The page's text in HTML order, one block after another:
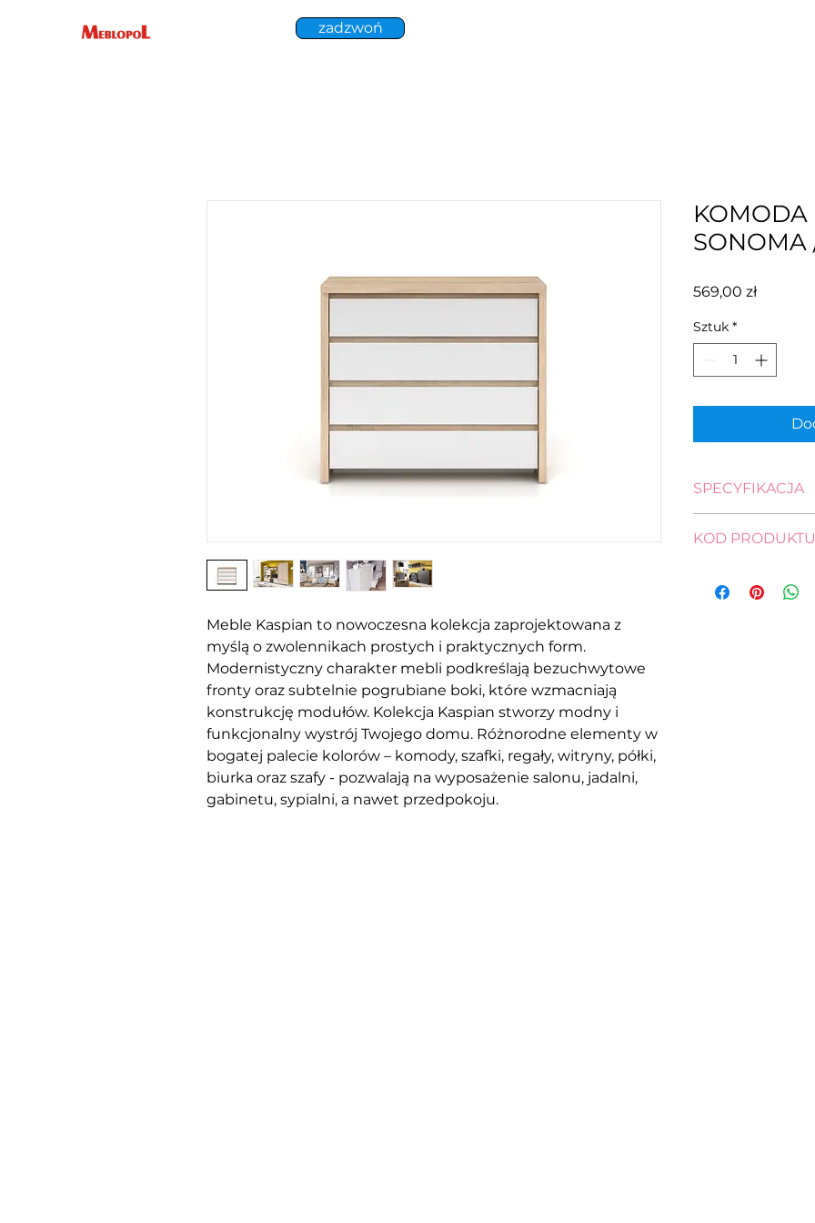
zadzwoń
Meble Kaspian to nowoczesna kolekcja zaprojektowana z
myślą o zwolennikach prostych i praktycznych form.
Modernistyczny charakter mebli podkreślają bezuchwytowe
fronty oraz subtelnie pogrubiane boki, które wzmacniają
konstrukcję modułów. Kolekcja Kaspian stworzy modny i
funkcjonalny wystrój Twojego domu. Różnorodne elementy w
bogatej palecie kolorów – komody, szafki, regały, witryny, półki,
biurka oraz szafy - pozwalają na wyposażenie salonu, jadalni,
gabinetu, sypialni, a nawet przedpokoju.
SONOMA
569,00 złCena
Sztuk *
SPECYFIKACJA
szerokość: 105,0 cm
KOD PRODUKTU
KOM4S